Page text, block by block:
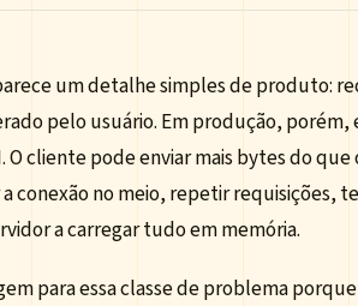
um detalhe simples de produto:
pelo usuário. Em produção, porém,
O cliente pode enviar mais bytes do
conexão no meio, repetir requisições,
a carregar tudo em memória.
para essa classe de problema